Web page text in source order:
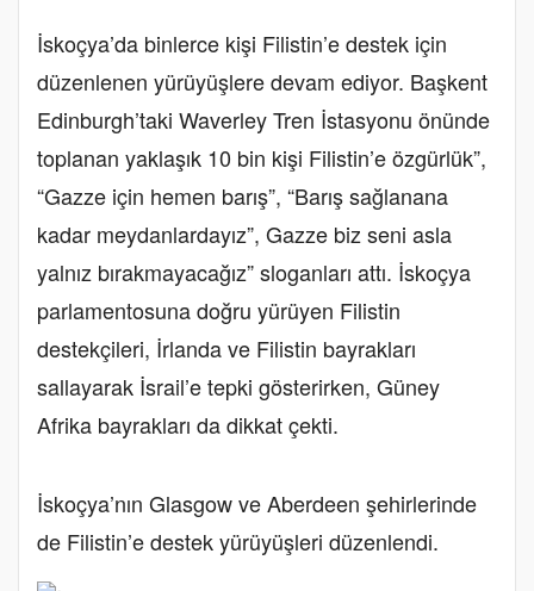
İskoçya’da binlerce kişi Filistin’e destek için
düzenlenen yürüyüşlere devam ediyor. Başkent
Edinburgh’taki Waverley Tren İstasyonu önünde
toplanan yaklaşık 10 bin kişi Filistin’e özgürlük”,
“Gazze için hemen barış”, “Barış sağlanana
kadar meydanlardayız”, Gazze biz seni asla
yalnız bırakmayacağız” sloganları attı. İskoçya
parlamentosuna doğru yürüyen Filistin
destekçileri, İrlanda ve Filistin bayrakları
sallayarak İsrail’e tepki gösterirken, Güney
Afrika bayrakları da dikkat çekti.
İskoçya’nın Glasgow ve Aberdeen şehirlerinde
de Filistin’e destek yürüyüşleri düzenlendi.